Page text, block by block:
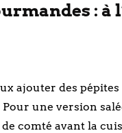
: à
ajouter des
une version
comté avant la